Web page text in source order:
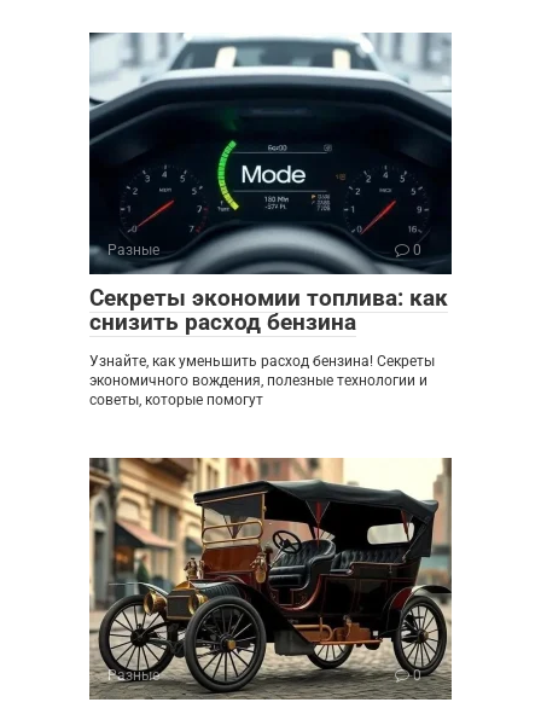
Разные 0
Секреты экономии топлива: как
снизить расход бензина
Узнайте, как уменьшить расход бензина! Секреты
экономичного вождения, полезные технологии и
советы, которые помогут
Разные 0